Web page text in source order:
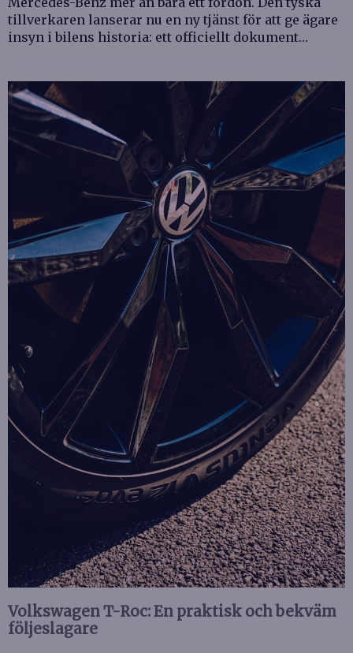
tillverkaren lanserar nu en ny tjänst för att ge ägare
insyn i bilens historia: ett officiellt dokument…
Volkswagen T-Roc: En praktisk och bekväm
följeslagare